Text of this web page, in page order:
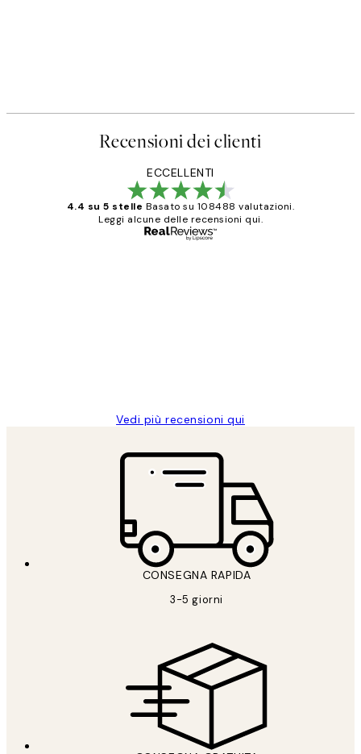
Recensioni dei clienti
ECCELLENTI
4.4 su 5 stelle Basato su 108488 valutazioni.
Leggi alcune delle recensioni qui.
Vedi più recensioni qui
CONSEGNA RAPIDA
3-5 giorni